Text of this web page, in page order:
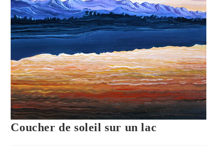
Coucher de soleil sur un lac